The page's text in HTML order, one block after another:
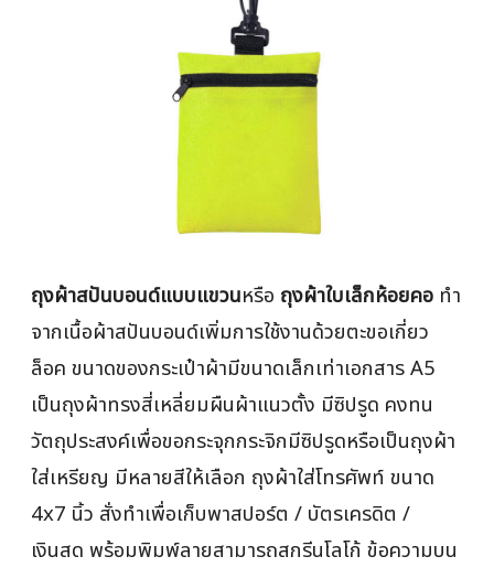
ถุงผ้าสปันบอนด์แบบแขวนหรือ ถุงผ้าใบเล็กห้อยคอ ทำ
จากเนื้อผ้าสปันบอนด์เพิ่มการใช้งานด้วยตะขอเกี่ยว
ล็อค ขนาดของกระเป๋าผ้ามีขนาดเล็กเท่าเอกสาร A5
เป็นถุงผ้าทรงสี่เหลี่ยมผืนผ้าแนวตั้ง มีซิปรูด คงทน
วัตถุประสงค์เพื่อขอกระจุกกระจิกมีซิปรูดหรือเป็นถุงผ้า
ใส่เหรียญ มีหลายสีให้เลือก ถุงผ้าใส่โทรศัพท์ ขนาด
4x7 นิ้ว สั่งทำเพื่อเก็บพาสปอร์ต / บัตรเครดิต /
เงินสด พร้อมพิมพ์ลายสามารถสกรีนโลโก้ ข้อความบน